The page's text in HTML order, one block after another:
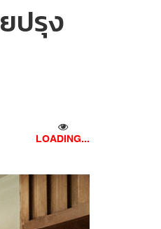
ปรุง
LOADING...